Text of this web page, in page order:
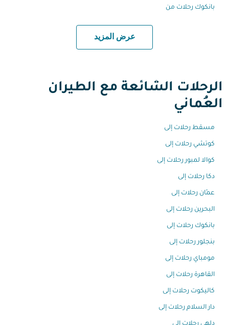
بانكوك رحلات من
عرض المزيد
الرحلات الشائعة مع الطيران
العُماني
مسقط رحلات إلى
كوتشي رحلات إلى
كوالا لمبور رحلات إلى
دكا رحلات إلى
عمّان رحلات إلى
البحرين رحلات إلى
بانكوك رحلات إلى
بنجلور رحلات إلى
مومباي رحلات إلى
القاهرة رحلات إلى
كاليكوت رحلات إلى
دار السلام رحلات إلى